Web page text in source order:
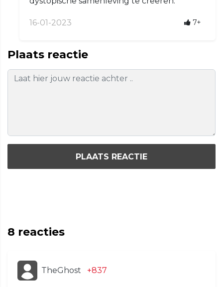
16-01-2023 7+
Plaats reactie
PLAATS REACTIE
8 reacties
TheGhost +837